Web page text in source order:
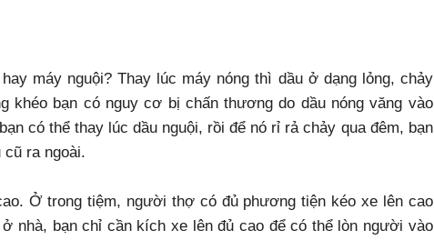
máy nguội? Thay lúc máy nóng thì dầu ở dạng lỏng, chảy
khéo bạn có nguy cơ bị chấn thương do dầu nóng văng vào
có thể thay lúc dầu nguội, rồi để nó rỉ rả chảy qua đêm, bạn
ra ngoài.
Ở trong tiệm, người thợ có đủ phương tiện kéo xe lên cao
nhà, bạn chỉ cần kích xe lên đủ cao để có thể lòn người vào